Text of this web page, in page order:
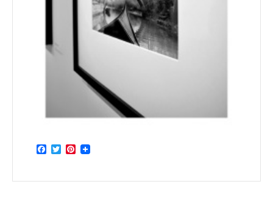
Facebook
TwitterPinterest